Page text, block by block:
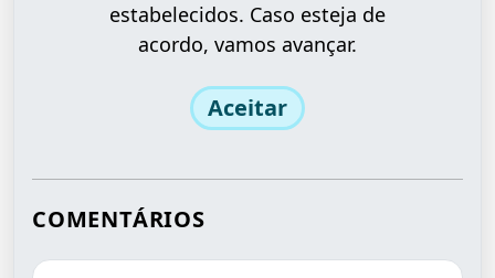
estabelecidos. Caso esteja de
acordo, vamos avançar.
Aceitar
COMENTÁRIOS